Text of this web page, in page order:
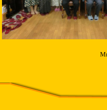
Mr.「M